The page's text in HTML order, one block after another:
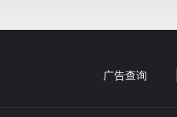
广告查询